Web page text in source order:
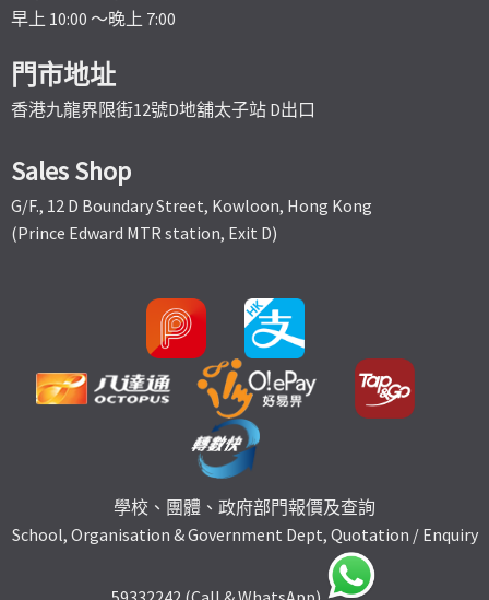
早上 10:00 ～晚上 7:00
門市地址
香港九龍界限街12號D地舖太子站 D出口
Sales Shop
G/F., 12 D Boundary Street, Kowloon, Hong Kong
(Prince Edward MTR station, Exit D)
學校、團體、政府部門報價及查詢
School, Organisation & Government Dept, Quotation / Enquiry